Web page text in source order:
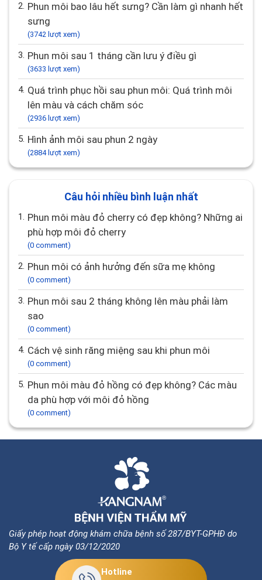
2. Phun môi bao lâu hết sưng? Cần làm gì nhanh hết
sưng
(3742 lượt xem)
3. Phun môi sau 1 tháng cần lưu ý điều gì
(3633 lượt xem)
4. Quá trình phục hồi sau phun môi: Quá trình môi
lên màu và cách chăm sóc
(2936 lượt xem)
5. Hình ảnh môi sau phun 2 ngày
(2884 lượt xem)
Câu hỏi nhiều bình luận nhất
1. Phun môi màu đỏ cherry có đẹp không? Những ai
phù hợp môi đỏ cherry
(0 comment)
2. Phun môi có ảnh hưởng đến sữa mẹ không
(0 comment)
3. Phun môi sau 2 tháng không lên màu phải làm
sao
(0 comment)
4. Cách vệ sinh răng miệng sau khi phun môi
(0 comment)
5. Phun môi màu đỏ hồng có đẹp không? Các màu
da phù hợp với môi đỏ hồng
(0 comment)
Giấy phép hoạt động khám chữa bệnh số 287/BYT-GPHĐ do
Bộ Y tế cấp ngày 03/12/2020
Hotline